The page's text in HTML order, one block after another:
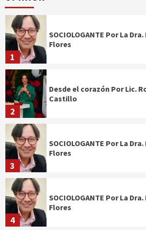
1
SOCIOLOGANTE Por La
Flores
2
Desde el corazón Por Lic.
Castillo
3
SOCIOLOGANTE Por La
Flores
4
SOCIOLOGANTE Por La
Flores